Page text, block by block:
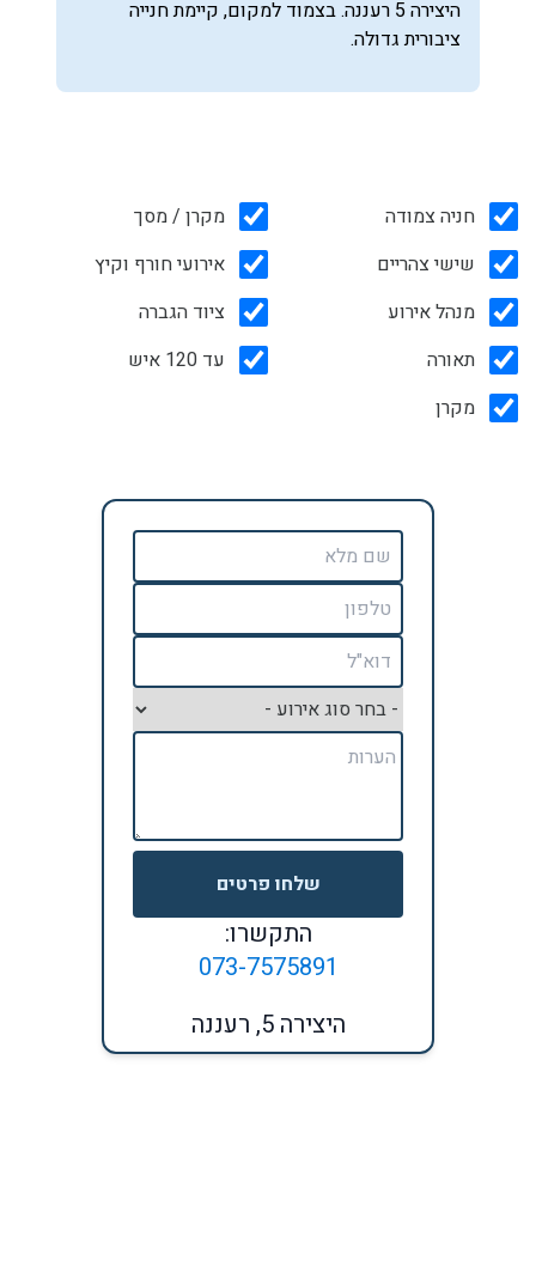
היצירה 5 רעננה. בצמוד למקום, קיימת חנייה
ציבורית גדולה.
חניה צמודה
מקרן / מסך
שישי צהריים
אירועי חורף וקיץ
מנהל אירוע
ציוד הגברה
תאורה
עד 120 איש
מקרן
שלחו פרטים
התקשרו:
073-7575891
היצירה 5, רעננה